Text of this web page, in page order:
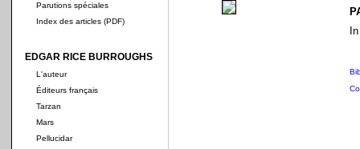
Parutions spéciales
Index des articles (PDF)
EDGAR RICE BURROUGHS
L'auteur
Éditeurs français
Tarzan
Mars
Pellucidar